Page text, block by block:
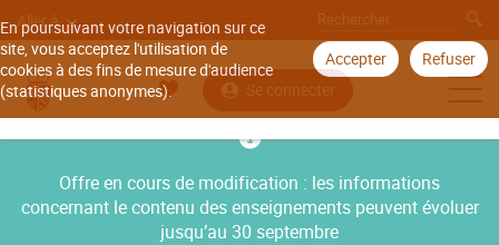
En poursuivant votre navigation sur ce
site, vous acceptez l'utilisation de
cookies à des fins de mesure d'audience
(statistiques anonymes).
Accepter Refuser
Aller à
Se connecter
Offre en cours de modification : les informations
concernant le contenu des enseignements peuvent évoluer
jusqu’au 30 septembre